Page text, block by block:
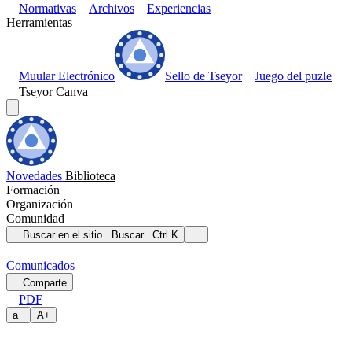
Normativas
Archivos
Experiencias
Herramientas
Muular Electrónico Sello de Tseyor
Juego del puzle
Tseyor Canva
Novedades Biblioteca
Formación
Organización
Comunidad
Buscar en el sitio... Buscar...Ctrl K
Comunicados
Comparte
PDF
a− A+